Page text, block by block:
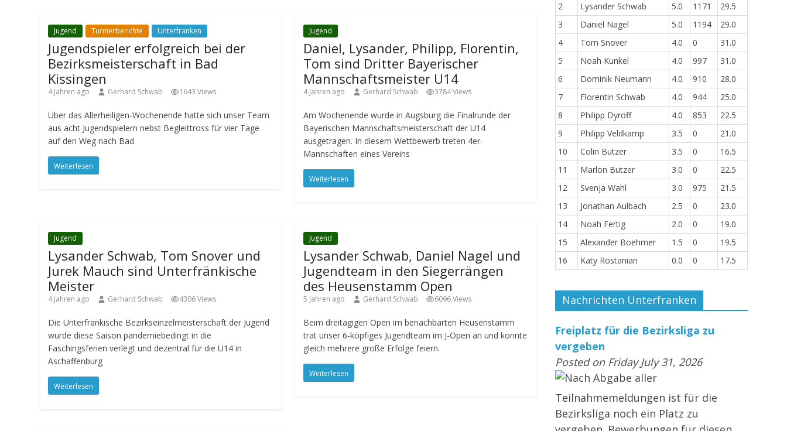
Jugend Turnierberichte Unterfranken
Jugendspieler erfolgreich bei der
Bezirksmeisterschaft in Bad
Kissingen
4 Jahren ago Gerhard Schwab 1643 Views
Über das Allerheiligen-Wochenende hatte sich unser Team
aus acht Jugendspielern nebst Begleittross für vier Tage
auf den Weg nach Bad
Weiterlesen
Jugend
Daniel, Lysander, Philipp, Florentin,
Tom sind Dritter Bayerischer
Mannschaftsmeister U14
4 Jahren ago Gerhard Schwab 3784 Views
Am Wochenende wurde in Augsburg die Finalrunde der
Bayerischen Mannschaftsmeisterschaft der U14
ausgetragen. In diesem Wettbewerb treten 4er-
Mannschaften eines Vereins
Weiterlesen
Jugend
Lysander Schwab, Tom Snover und
Jurek Mauch sind Unterfränkische
Meister
4 Jahren ago Gerhard Schwab 4306 Views
Die Unterfränkische Bezirkseinzelmeisterschaft der Jugend
wurde diese Saison pandemiebedingt in die
Faschingsferien verlegt und dezentral für die U14 in
Aschaffenburg
Weiterlesen
Jugend
Lysander Schwab, Daniel Nagel und
Jugendteam in den Siegerrängen
des Heusenstamm Open
5 Jahren ago Gerhard Schwab 6096 Views
Beim dreitägigen Open im benachbarten Heusenstamm
trat unser 6-köpfiges Jugendteam im J-Open an und konnte
gleich mehrere große Erfolge feiern.
Weiterlesen
2
Lysander Schwab 5.0 1171
29.5
3
Daniel Nagel 5.0 1194
29.0
4
Tom Snover 4.0 0
31.0
5
Noah Kunkel 4.0 997
31.0
6
Dominik Neumann 4.0 910
28.0
7
Florentin Schwab 4.0 944
25.0
8
Philipp Dyroff 4.0 853
22.5
9
Philipp Veldkamp 3.5 0
21.0
10
Colin Butzer 3.5 0
16.5
11
Marlon Butzer 3.0 0
22.5
12
Svenja Wahl 3.0 975
21.5
13
Jonathan Aulbach 2.5 0
23.0
14
Noah Fertig 2.0 0
19.0
15
Alexander Boehmer 1.5 0
19.5
16
Katy Rostanian 0.0 0 17.5
Nachrichten Unterfranken
Freiplatz für die Bezirksliga zu
vergeben
Posted on Friday July 31, 2026
Nach Abgabe aller
Teilnahmemeldungen ist für die
Bezirksliga noch ein Platz zu